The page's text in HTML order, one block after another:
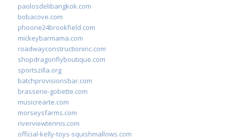
paolosdelibangkok.com
bobacove.com
phoone24brookfield.com
mickeybarmama.com
roadwayconstructioninc.com
shopdragonflyboutique.com
sportszilla.org
batchprovisionsbar.com
brasserie-gobette.com
musicrearte.com
morseysfarms.com
riverviewtennis.com
official-kelly-toys-squishmallows.com